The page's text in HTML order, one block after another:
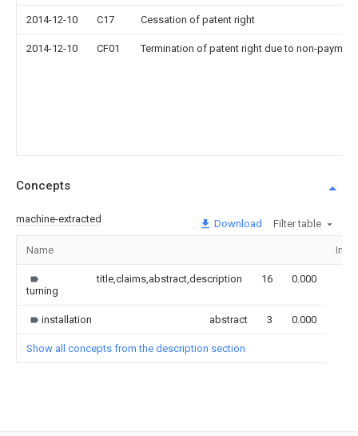
2014-12-10 C17 Cessation of patent right
2014-12-10 CF01 Termination of patent right due to non-
Concepts
machine-extracted Download Filter table
Name
turning
title,claims,abstract,description 16 0.000
installation abstract 3 0.000
Show all concepts from the description section